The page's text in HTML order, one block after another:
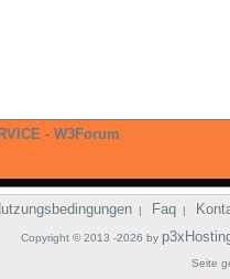
- W3Forum
| Faq |
Copyright © 2013 -2026 by
Seite